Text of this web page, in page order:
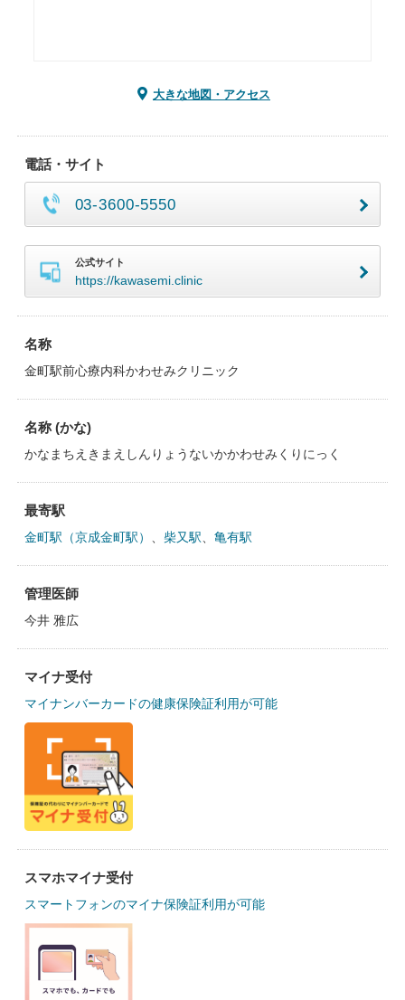
大きな地図・アクセス
電話・サイト
03-3600-5550
公式サイト
https://kawasemi.clinic
名称
金町駅前心療内科かわせみクリニック
名称 (かな)
かなまちえきまえしんりょうないかかわせみくりにっく
最寄駅
金町駅（京成金町駅） 柴又駅 亀有駅
管理医師
今井 雅広
マイナ受付
マイナンバーカードの健康保険証利用が可能
スマホマイナ受付
スマートフォンのマイナ保険証利用が可能